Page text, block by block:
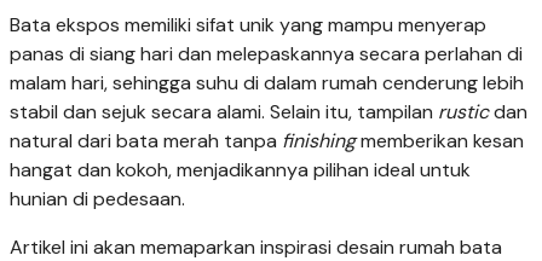
Bata ekspos memiliki sifat unik yang mampu menyerap
panas di siang hari dan melepaskannya secara perlahan di
malam hari, sehingga suhu di dalam rumah cenderung lebih
stabil dan sejuk secara alami. Selain itu, tampilan rusticdan
natural dari bata merah tanpa finishingmemberikan kesan
hangat dan kokoh, menjadikannya pilihan ideal untuk
hunian di pedesaan.
Artikel ini akan memaparkan inspirasi desain rumah bata